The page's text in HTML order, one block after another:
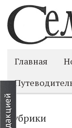
Главная
Рубрики